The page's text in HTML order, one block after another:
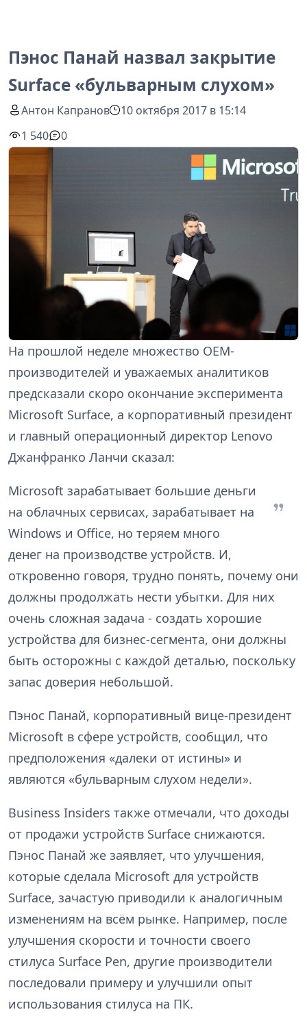
Пэнос Панай назвал закрытие
Surface «бульварным слухом»
Антон Капранов
10 октября 2017 в 15:14
1 540
0
На прошлой неделе множество OEM-
производителей и уважаемых аналитиков
предсказали скоро окончание эксперимента
Microsoft Surface, а корпоративный президент
и главный операционный директор Lenovo
Джанфранко Ланчи сказал:
Microsoft зарабатывает большие деньги
на облачных сервисах, зарабатывает на
Windows и Office, но теряем много
денег на производстве устройств. И,
откровенно говоря, трудно понять, почему они
должны продолжать нести убытки. Для них
очень сложная задача - создать хорошие
устройства для бизнес-сегмента, они должны
быть осторожны с каждой деталью, поскольку
запас доверия небольшой.
Пэнос Панай, корпоративный вице-президент
Microsoft в сфере устройств, сообщил, что
предположения «далеки от истины» и
являются «бульварным слухом недели».
Business Insiders также отмечали, что доходы
от продажи устройств Surface снижаются.
Пэнос Панай же заявляет, что улучшения,
которые сделала Microsoft для устройств
Surface, зачастую приводили к аналогичным
изменениям на всём рынке. Например, после
улучшения скорости и точности своего
стилуса Surface Pen, другие производители
последовали примеру и улучшили опыт
использования стилуса на ПК.